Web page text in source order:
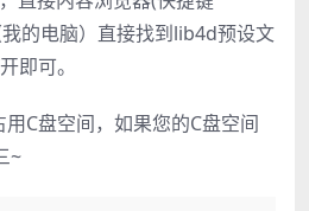
的电脑）直接找到lib4d预设文
即可。
C盘空间，如果您的C盘空间
~